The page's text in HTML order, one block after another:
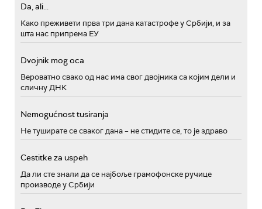
Da, ali...
Како преживети прва три дана катастрофе у Србији, и за
шта нас припрема ЕУ
Dvojnik mog oca
Вероватно свако од нас има свог двојника са којим дели и
сличну ДНК
Nemogućnost tusiranja
Не туширате се сваког дана – не стидите се, то је здраво
Cestitke za uspeh
Да ли сте знали да се најбоље грамофонске ручице
производе у Србији